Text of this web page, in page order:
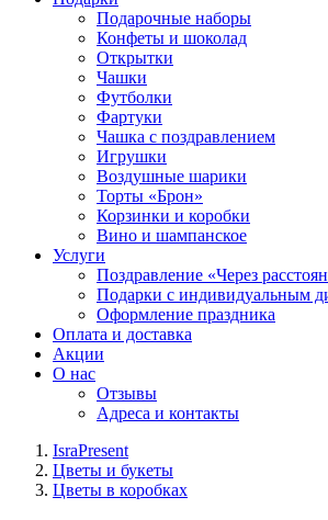
Подарочные наборы
Конфеты и шоколад
Открытки
Чашки
Футболки
Фартуки
Чашка с поздравлением
Игрушки
Воздушные шарики
Торты «Брон»
Корзинки и коробки
Вино и шампанское
Услуги
Поздравление «Через
Подарки с индивидуальным
Оформление праздника
Оплата и доставка
Акции
О нас
Отзывы
Адреса и контакты
IsraPresent
Цветы и букеты
Цветы в коробках